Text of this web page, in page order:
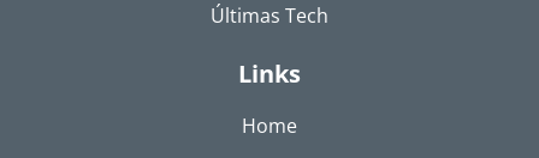
Últimas Tech
Links
Home